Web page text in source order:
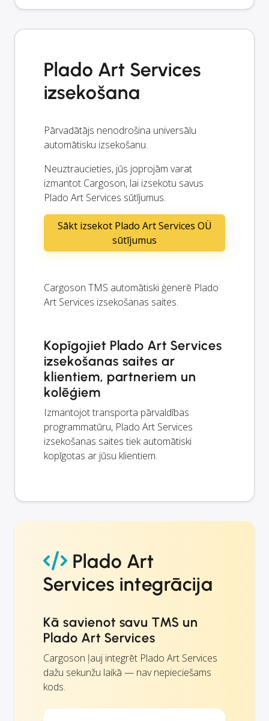
Plado Art Services
izsekošana
Pārvadātājs nenodrošina universālu
automātisku izsekošanu.
Neuztraucieties, jūs joprojām varat
izmantot Cargoson, lai izsekotu savus
Plado Art Services sūtījumus.
Sākt izsekot Plado Art Services OÜ
sūtījumus
Cargoson TMS automātiski ģenerē Plado
Art Services izsekošanas saites.
Kopīgojiet Plado Art Services
izsekošanas saites ar
klientiem, partneriem un
kolēģiem
Izmantojot transporta pārvaldības
programmatūru, Plado Art Services
izsekošanas saites tiek automātiski
kopīgotas ar jūsu klientiem.
Plado Art
Services integrācija
Kā savienot savu TMS un
Plado Art Services
Cargoson ļauj integrēt Plado Art Services
dažu sekunžu laikā — nav nepieciešams
kods.